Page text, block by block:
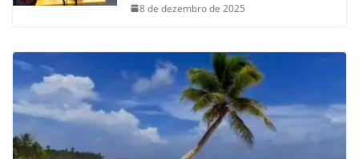
8 de dezembro de 2025